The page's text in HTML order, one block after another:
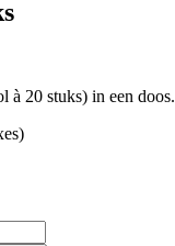
à 20 stuks) in een doos.